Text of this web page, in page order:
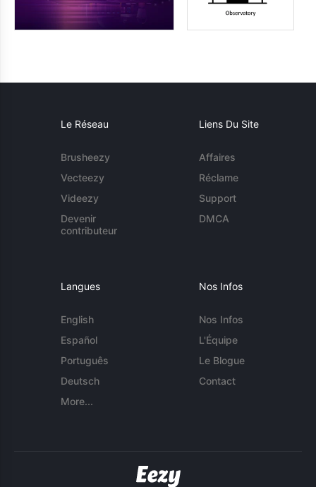
Le Réseau
Brusheezy
Vecteezy
Videezy
Devenir
contributeur
Liens Du Site
Affaires
Réclame
Support
DMCA
Langues
English
Español
Português
Deutsch
More...
Nos Infos
Nos Infos
L'Équipe
Le Blogue
Contact